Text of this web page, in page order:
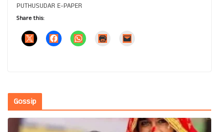
PUTHUSUDAR E-PAPER
Share this:
Gossip